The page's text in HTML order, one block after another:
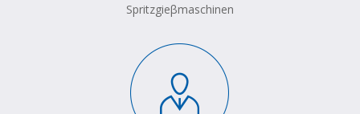
Spritzgieβmaschinen